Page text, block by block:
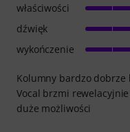
Kolumny bardzo dobrze
Vocal brzmi
duże możliwości
właściwości
dźwięk
wykończenie